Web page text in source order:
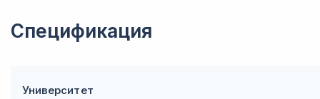
Спецификация
Университет